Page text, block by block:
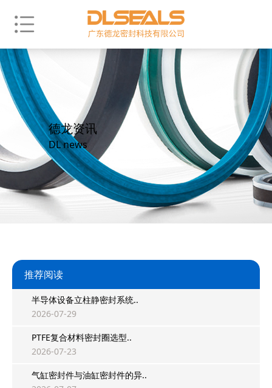
德龙资讯
DL news
推荐阅读
半导体设备立柱静密封系统..
2026-07-29
PTFE复合材料密封圈选型..
2026-07-23
气缸密封件与油缸密封件的异..